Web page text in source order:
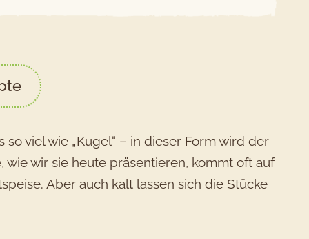
viel wie „Kugel“ – in dieser Form wird der
wir sie heute präsentieren, kommt oft auf
Aber auch kalt lassen sich die Stücke